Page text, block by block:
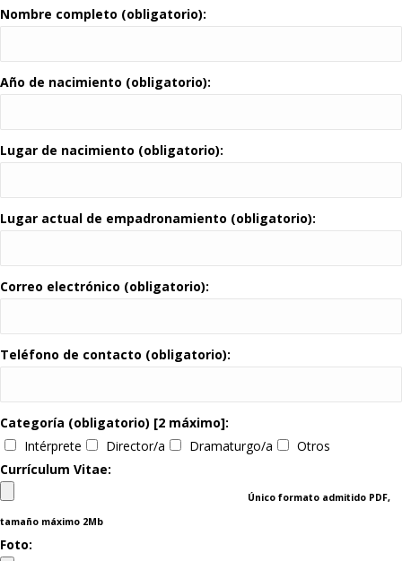
Nombre completo (obligatorio):
Año de nacimiento (obligatorio):
Lugar de nacimiento (obligatorio):
Lugar actual de empadronamiento (obligatorio):
Correo electrónico (obligatorio):
Teléfono de contacto (obligatorio):
Categoría (obligatorio) [2 máximo]:
Intérprete
Director/a Dramaturgo/a
Otros
Currículum Vitae:
Único formato admitido PDF,
tamaño máximo 2Mb
Foto: